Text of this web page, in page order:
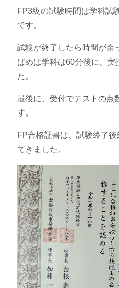
FP3級の試験時間は学科試
です。
試験が終了したら時間が余
ばめは学科は60分後に、実
た。
最後に、受付でテストの点
す。
FP合格証書は、試験終了
てきました。